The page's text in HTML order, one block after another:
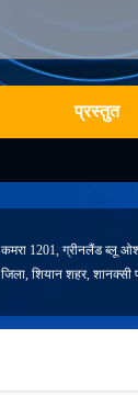
प्रस्तुत
कमरा 1201, ग्रीनलैंड ब्लू
जिला, शियान शहर, शानक्सी
sxcd-gyl@163.com